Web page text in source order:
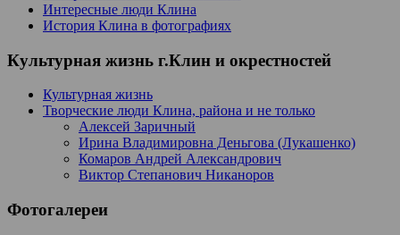
Интересные люди Клина
История Клина в фотографиях
Культурная жизнь г.Клин и окрестностей
Культурная жизнь
Творческие люди Клина, района и не только
Алексей Заричный
Ирина Владимировна Деньгова (Лукашенко)
Комаров Андрей Александрович
Виктор Степанович Никаноров
Фотогалереи